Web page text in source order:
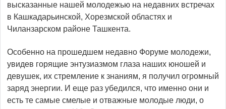
высказанные нашей молодежью на недавних встречах
в Кашкадарьинской, Хорезмской областях и
Чиланзарском районе Ташкента.
Особенно на прошедшем недавно Форуме молодежи,
увидев горящие энтузиазмом глаза наших юношей и
девушек, их стремление к знаниям, я получил огромный
заряд энергии. И еще раз убедился, что именно они и
есть те самые смелые и отважные молодые люди, о